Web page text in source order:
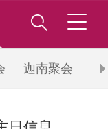
迦南聚会